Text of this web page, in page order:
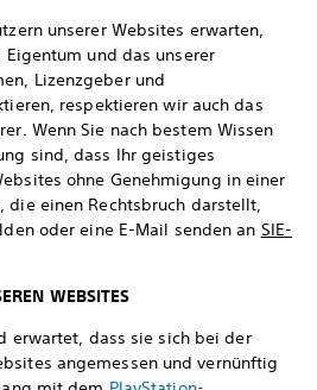
unserer Websites erwarten,
und das unserer
Lizenzgeber und
respektieren wir auch das
Wenn Sie nach bestem Wissen
sind, dass Ihr geistiges
ohne Genehmigung in einer
die einen Rechtsbruch darstellt,
oder eine E-Mail senden an SIE-
WEBSITES
erwartet, dass sie sich bei der
angemessen und vernünftig